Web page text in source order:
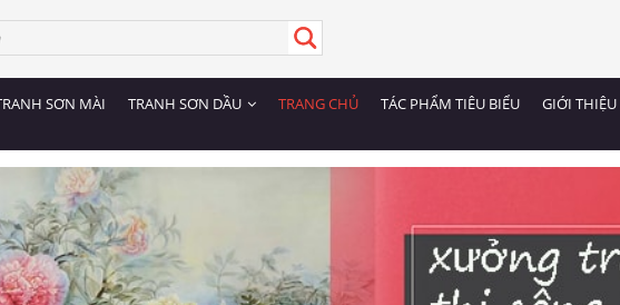
SƠN MÀI TRANH SƠN DẦU TRANG CHỦ TÁC PHẨM TIÊU BIỂU GIỚI THIỆU